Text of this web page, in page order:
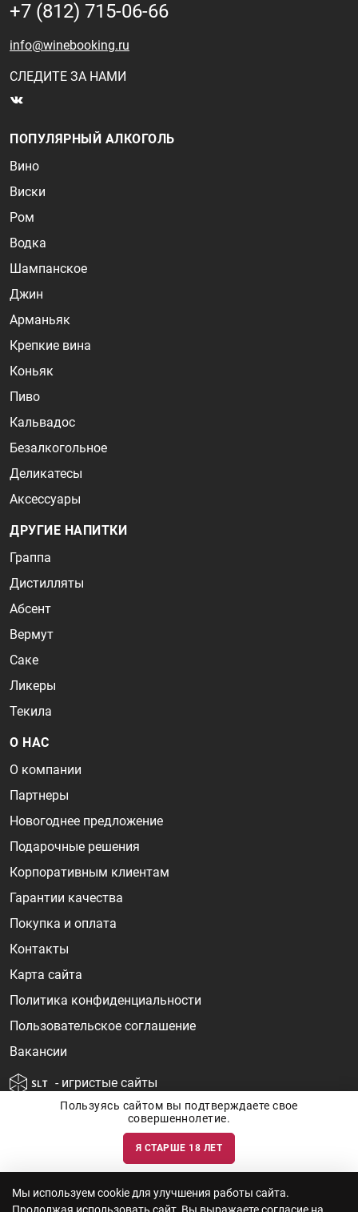
+7 (812) 715-06-66
info@winebooking.ru
СЛЕДИТЕ ЗА НАМИ
ПОПУЛЯРНЫЙ АЛКОГОЛЬ
Вино
Виски
Ром
Водка
Шампанское
Джин
Арманьяк
Крепкие вина
Коньяк
Пиво
Кальвадос
Безалкогольное
Деликатесы
Аксессуары
ДРУГИЕ НАПИТКИ
Граппа
Дистилляты
Абсент
Вермут
Саке
Ликеры
Текила
О НАС
О компании
Партнеры
Новогоднее предложение
Подарочные решения
Корпоративным клиентам
Гарантии качества
Покупка и оплата
Контакты
Карта сайта
Политика конфиденциальности
Пользовательское соглашение
Вакансии
- игристые сайты
Информация о ценах и наличии товаров носит ознакомительный
характер и может быть не точной. Цены на импортные товары особенно
актуальности наличия товаров и цен вы так же можете уточнить по
телефону+7 (812) 715 06-66с 11-22 ежедневно.
Пользуясь сайтом вы подтверждаете свое
совершеннолетие.
Я СТАРШЕ 18 ЛЕТ
Мы используем cookie для улучшения работы сайта.